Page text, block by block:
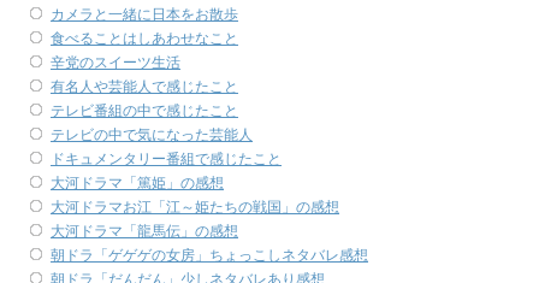
カメラと一緒に日本をお散歩
食べることはしあわせなこと
辛党のスイーツ生活
有名人や芸能人で感じたこと
テレビ番組の中で感じたこと
テレビの中で気になった芸能人
ドキュメンタリー番組で感じたこと
大河ドラマ「篤姫」の感想
大河ドラマお江「江～姫たちの戦国」の感想
大河ドラマ「龍馬伝」の感想
朝ドラ「ゲゲゲの女房」ちょっこしネタバレ感想
朝ドラ「だんだん」少しネタバレあり感想